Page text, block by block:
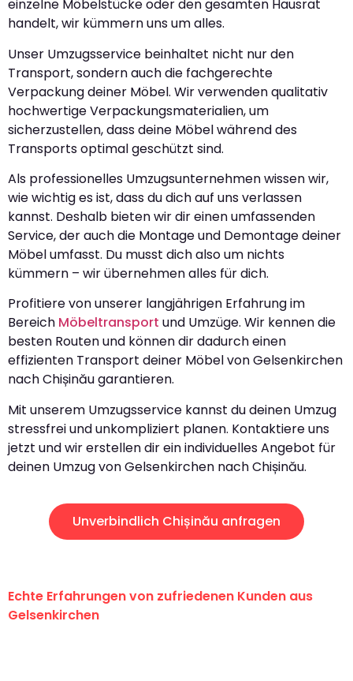
einzelne Möbelstücke oder den gesamten Hausrat
handelt, wir kümmern uns um alles.
Unser Umzugsservice beinhaltet nicht nur den
Transport, sondern auch die fachgerechte
Verpackung deiner Möbel. Wir verwenden qualitativ
hochwertige Verpackungsmaterialien, um
sicherzustellen, dass deine Möbel während des
Transports optimal geschützt sind.
Als professionelles Umzugsunternehmen wissen wir,
wie wichtig es ist, dass du dich auf uns verlassen
kannst. Deshalb bieten wir dir einen umfassenden
Service, der auch die Montage und Demontage deiner
Möbel umfasst. Du musst dich also um nichts
kümmern – wir übernehmen alles für dich.
Profitiere von unserer langjährigen Erfahrung im
Bereich Möbeltransport und Umzüge. Wir kennen die
besten Routen und können dir dadurch einen
effizienten Transport deiner Möbel von Gelsenkirchen
nach Chișinău garantieren.
Mit unserem Umzugsservice kannst du deinen Umzug
stressfrei und unkompliziert planen. Kontaktiere uns
jetzt und wir erstellen dir ein individuelles Angebot für
deinen Umzug von Gelsenkirchen nach Chișinău.
Unverbindlich Chișinău anfragen
Echte Erfahrungen von zufriedenen Kunden aus
Gelsenkirchen